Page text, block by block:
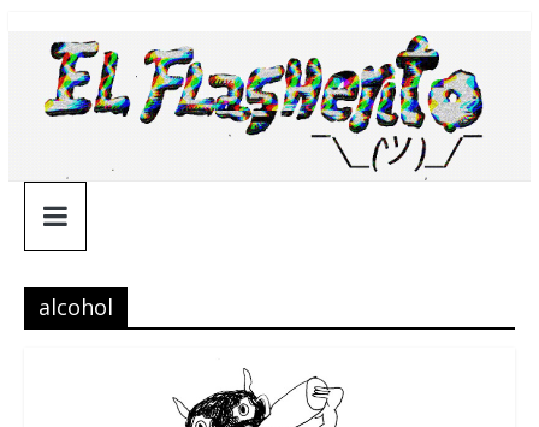
contenido
¯\_(ツ)_/
¯
alcohol